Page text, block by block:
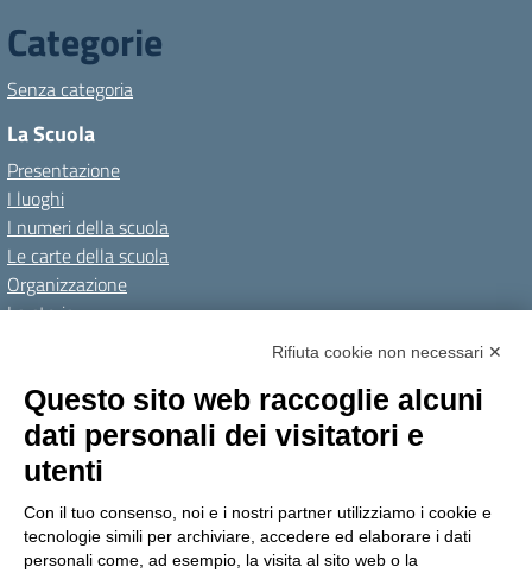
Categorie
Senza categoria
La Scuola
Presentazione
I luoghi
I numeri della scuola
Le carte della scuola
Organizzazione
La storia
Personale scolastico
Famiglie e studenti
Percorsi di studio
Offerta formativa
I progetti delle classi
Rifiuta cookie non necessari ✕
Questo sito web raccoglie alcuni
dati personali dei visitatori e
utenti
Con il tuo consenso, noi e i nostri partner utilizziamo i cookie e
tecnologie simili per archiviare, accedere ed elaborare i dati
personali come, ad esempio, la visita al sito web o la